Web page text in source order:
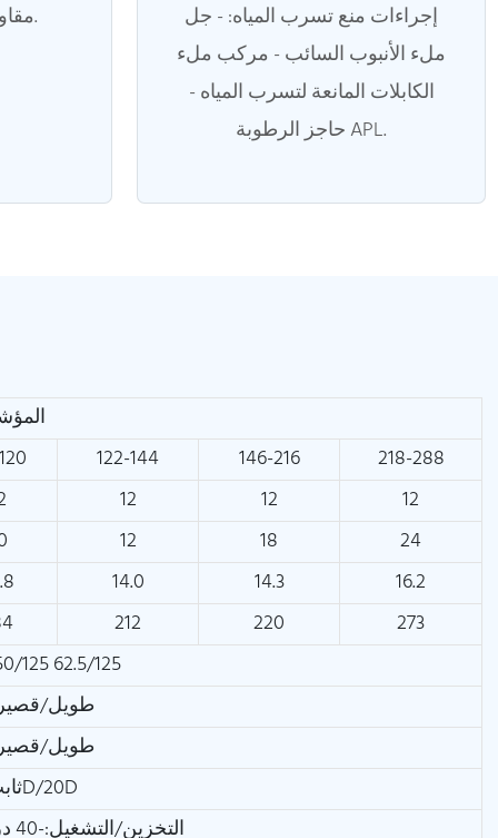
مقاومة السحق والمرونة.
إجراءات منع تسرب المياه: - جل
ملء الأنبوب السائب - مركب ملء
الكابلات المانعة لتسرب المياه -
حاجز الرطوبة APL.
122-144 146-216
218-288
12 12
12
12 18
24
14.0 14.3
16.2
212 220
273
125 62.5/125
طويل/قصير
طويل/قصير
ثابت/ديناميكي: 10D/20D
التخزين/التشغيل:-40 درجة مئوية ~ +70 درجة مئوية